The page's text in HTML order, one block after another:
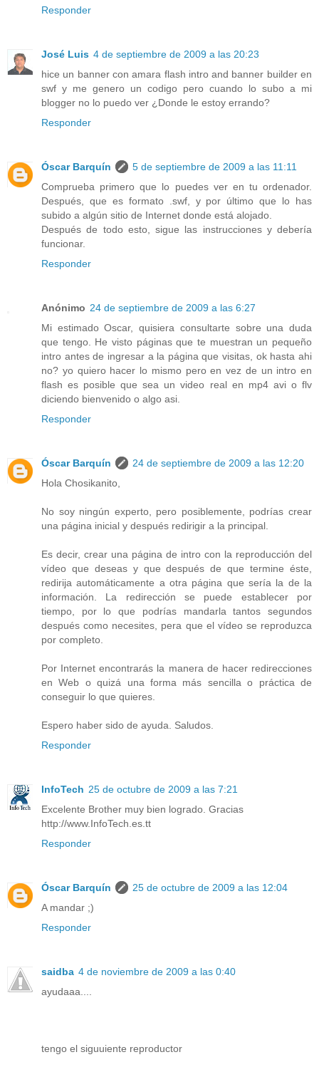
Responder
José Luis 4 de septiembre de 2009 a las 20:23
hice un banner con amara flash intro and banner builder en
swf y me genero un codigo pero cuando lo subo a mi
blogger no lo puedo ver ¿Donde le estoy errando?
Responder
Óscar Barquín
5 de septiembre de 2009 a las 11:11
Comprueba primero que lo puedes ver en tu ordenador.
Después, que es formato .swf, y por último que lo has
subido a algún sitio de Internet donde está alojado.
Después de todo esto, sigue las instrucciones y debería
funcionar.
Responder
Anónimo 24 de septiembre de 2009 a las 6:27
Mi estimado Oscar, quisiera consultarte sobre una duda
que tengo. He visto páginas que te muestran un pequeño
intro antes de ingresar a la página que visitas, ok hasta ahi
no? yo quiero hacer lo mismo pero en vez de un intro en
flash es posible que sea un video real en mp4 avi o flv
diciendo bienvenido o algo asi.
Responder
Óscar Barquín
24 de septiembre de 2009 a las 12:20
Hola Chosikanito,
No soy ningún experto, pero posiblemente, podrías crear
una página inicial y después redirigir a la principal.
Es decir, crear una página de intro con la reproducción del
vídeo que deseas y que después de que termine éste,
redirija automáticamente a otra página que sería la de la
información. La redirección se puede establecer por
tiempo, por lo que podrías mandarla tantos segundos
después como necesites, pera que el vídeo se reproduzca
por completo.
Por Internet encontrarás la manera de hacer redirecciones
en Web o quizá una forma más sencilla o práctica de
conseguir lo que quieres.
Espero haber sido de ayuda. Saludos.
Responder
InfoTech 25 de octubre de 2009 a las 7:21
Excelente Brother muy bien logrado. Gracias
http://www.InfoTech.es.tt
Responder
Óscar Barquín
25 de octubre de 2009 a las 12:04
A mandar ;)
Responder
saidba 4 de noviembre de 2009 a las 0:40
ayudaaa....
tengo el siguuiente reproductor